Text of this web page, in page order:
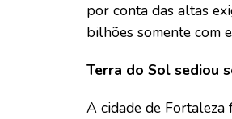
por conta das altas
bilhões somente com
Terra do Sol sediou
A cidade de Fortaleza